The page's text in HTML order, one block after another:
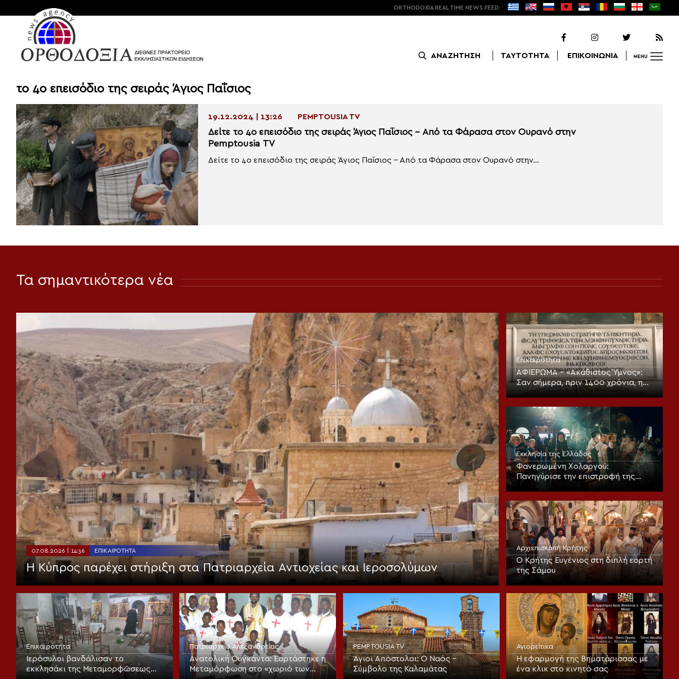
ORTHODOXIA REAL TIME NEWS FEED:
ΑΝΑΖΗΤΗΣΗ ΤΑΥΤΟΤΗΤΑ ΕΠΙΚΟΙΝΩΝΙΑ MENU
το 4ο επεισόδιο της σειράς Άγιος Παΐσιος
19.12.2024 | 13:26 PEMPTOUSIA TV
Δείτε το 4ο επεισόδιο της σειράς Άγιος Παΐσιος – Από τα Φάρασα στον Ουρανό στην
Pemptousia TV
Δείτε το 4ο επεισόδιο της σειράς Άγιος Παΐσιος – Από τα Φάρασα στον Ουρανό στην...
Τα σημαντικότερα νέα
07.08.2026 | 14:36 ΕΠΙΚΑΙΡΌΤΗΤΑ
Η Κύπρος παρέχει στήριξη στα Πατριαρχεία Αντιοχείας και Ιεροσολύμων
Επικαιρότητα
ΑΦΙΕΡΩΜΑ – «Ακάθιστος Ύμνος»:
Σαν σήμερα, πριν 1400 χρόνια, η
πρώτη ψαλμώδηση της
Εκκλησίας
Εκκλησία της Ελλάδος
Φανερωμένη Χολαργού:
Πανηγύρισε την επιστροφή της
παλαιάς ιεράς Λειψανοθήκης –
Επισκόπου Χριστουπόλεως
Αρχιεπισκοπή Κρήτης
Ο Κρήτης Ευγένιος στη διπλή εορτή
της Σάμου
Επικαιρότητα
Ιερόσυλοι βανδάλισαν το
εκκλησάκι της Μεταμορφώσεως
Πατριαρχείο Αλεξανδρείας
Ανατολική Ουγκάντα: Εορτάστηκε η
Μεταμόρφωση στο «χωριό των
PEMPTOUSIA TV
Άγιοι Απόστολοι: Ο Ναός –
Σύμβολο της Καλαμάτας
Αγιορείτικα
Η εφαρμογή της Βηματάρισσας με
ένα κλικ στο κινητό σας